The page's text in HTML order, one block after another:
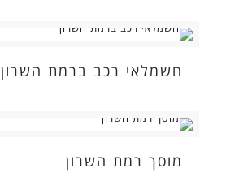
חשמלאי רכב ברמת השרון
מוסך רמת השרון